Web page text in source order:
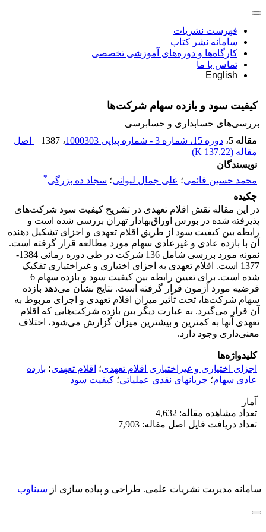
فهرست نشریات
سامانه نشر کتاب
کارگاه‌ها و دوره‌های آموزشی تخصصی
تماس با ما
English
کیفیت سود و بازده سهام شرکت‌ها
بررسی‏‌های حسابداری و حسابرسی
مقاله 5
، دوره 15، شماره 3 - شماره پیاپی 1000303 ، 1387
اصل
مقاله (137.22 K
)
نویسندگان
محمد‌ حسین ‌قائمی؛ علی ‌جمال ‌لیوانی؛ سجاد ‌ده ‌بزرگی*
چکیده
در این مقاله نقش اقلام تعهدی در تشریح کیفیت سود شرکت‌های
پذیرفته شده در بورس اوراق‌بهادار تهران بررسی شده است و
رابطه بین کیفیت سود از طریق اقلام تعهدی و اجزای تشکیل دهنده
آن با بازده عادی و غیرعادی سهام مورد مطالعه قرار گرفته است.
نمونه مورد بررسی شامل 136 شرکت در طی دوره زمانی 1384-
1377 است. اقلام تعهدی به اجزای اختیاری و غیراختیاری تفکیک
شده است. برای تعیین رابطه بین کیفیت سود و بازده سهام 6
فرضیه مورد آزمون قرار گرفته است. نتایج نشان می‌دهد بازده
سهام شرکت‌ها، تحت تأثیر میزان اقلام تعهدی و اجزای مربوط به
آن قرار می‌گیرد. به ‌عبارت دیگر بین بازده شرکت‌هایی که اقلام
تعهدی آنها به کمترین و بیشترین میزان گزارش می‌شود، اختلاف
معنی‌داری وجود دارد.
کلیدواژه‌ها
اجزای اختیاری و غیراختیاری اقلام تعهدی؛ اقلام تعهدی؛ بازده
عادی سهام؛ جریانهای نقدی عملیاتی؛ کیفیت سود
آمار
تعداد مشاهده مقاله: 4,632
تعداد دریافت فایل اصل مقاله: 7,903
سامانه مدیریت نشریات علمی. طراحی و پیاده سازی از سیناوب